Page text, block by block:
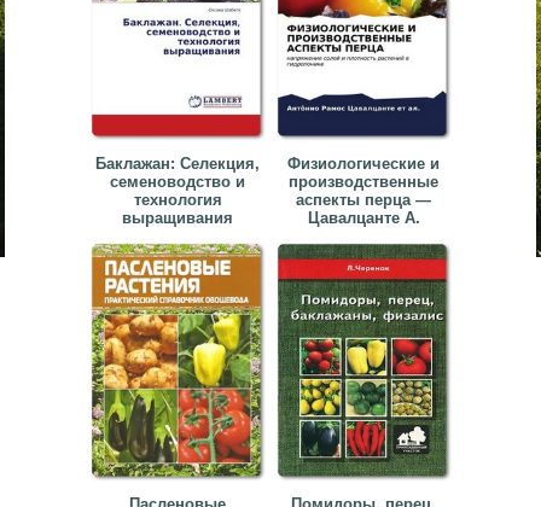
Баклажан: Селекция,
семеноводство и
технология
выращивания
Физиологические и
производственные
аспекты перца —
Цавалцанте А.